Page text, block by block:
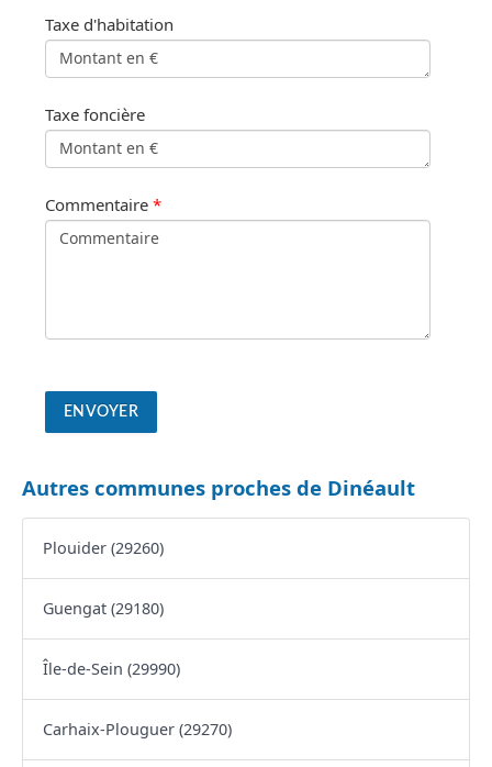
Taxe d'habitation
Taxe foncière
Commentaire *
Autres communes proches de Dinéault
Plouider (29260)
Guengat (29180)
Île-de-Sein (29990)
Carhaix-Plouguer (29270)